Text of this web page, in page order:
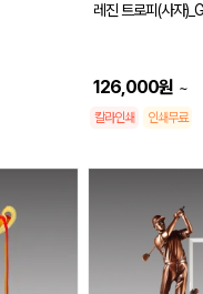
레진 트로피(사자
126,000원 ~
칼라인쇄 인쇄무료